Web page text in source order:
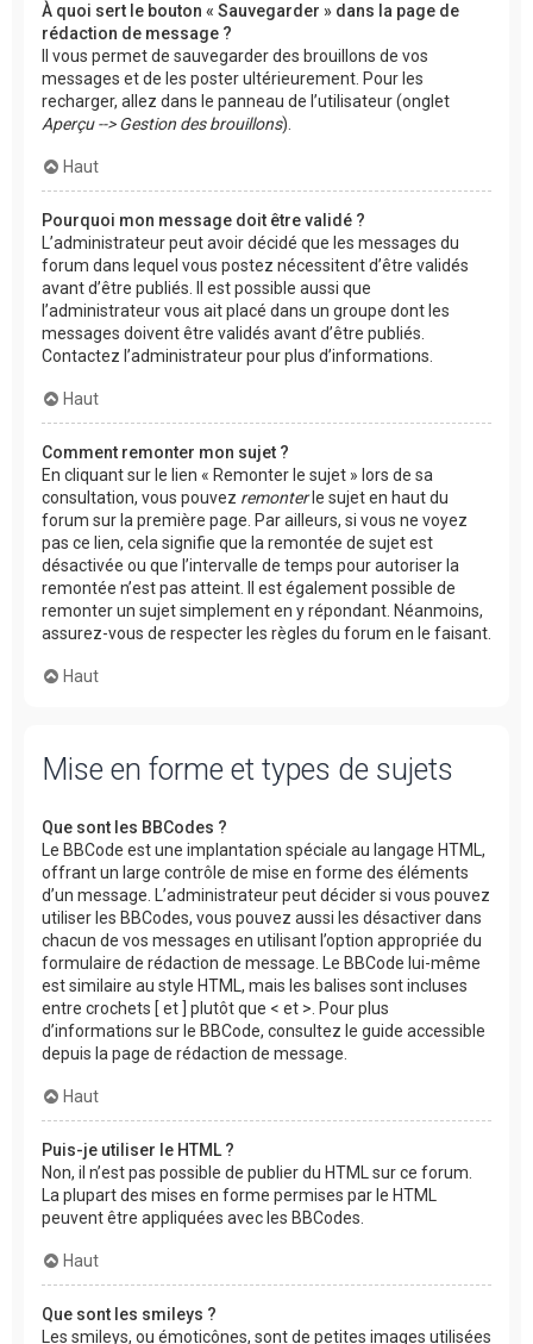
À quoi sert le bouton « Sauvegarder » dans la page de
rédaction de message ?
Il vous permet de sauvegarder des brouillons de vos
messages et de les poster ultérieurement. Pour les
recharger, allez dans le panneau de l’utilisateur (onglet
Aperçu --> Gestion des brouillons).
Haut
Pourquoi mon message doit être validé ?
L’administrateur peut avoir décidé que les messages du
forum dans lequel vous postez nécessitent d’être validés
avant d’être publiés. Il est possible aussi que
l’administrateur vous ait placé dans un groupe dont les
messages doivent être validés avant d’être publiés.
Contactez l’administrateur pour plus d’informations.
Haut
Comment remonter mon sujet ?
En cliquant sur le lien « Remonter le sujet » lors de sa
consultation, vous pouvez remonterle sujet en haut du
forum sur la première page. Par ailleurs, si vous ne voyez
pas ce lien, cela signifie que la remontée de sujet est
désactivée ou que l’intervalle de temps pour autoriser la
remontée n’est pas atteint. Il est également possible de
remonter un sujet simplement en y répondant. Néanmoins,
assurez-vous de respecter les règles du forum en le faisant.
Haut
Mise en forme et types de sujets
Que sont les BBCodes ?
Le BBCode est une implantation spéciale au langage HTML,
offrant un large contrôle de mise en forme des éléments
d’un message. L’administrateur peut décider si vous pouvez
utiliser les BBCodes, vous pouvez aussi les désactiver dans
chacun de vos messages en utilisant l’option appropriée du
formulaire de rédaction de message. Le BBCode lui-même
est similaire au style HTML, mais les balises sont incluses
entre crochets [ et ] plutôt que < et >. Pour plus
d’informations sur le BBCode, consultez le guide accessible
depuis la page de rédaction de message.
Haut
Puis-je utiliser le HTML ?
Non, il n’est pas possible de publier du HTML sur ce forum.
La plupart des mises en forme permises par le HTML
peuvent être appliquées avec les BBCodes.
Haut
Que sont les smileys ?
Les smileys, ou émoticônes, sont de petites images utilisées